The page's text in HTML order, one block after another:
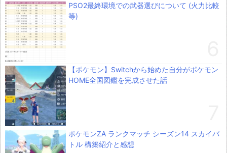
PSO2最終環境での武器選びについて (火力比較
等)
【ポケモン】Switchから始めた自分がポケモン
HOME全国図鑑を完成させた話
ポケモンZA ランクマッチ シーズン14 スカイバ
トル 構築紹介と感想